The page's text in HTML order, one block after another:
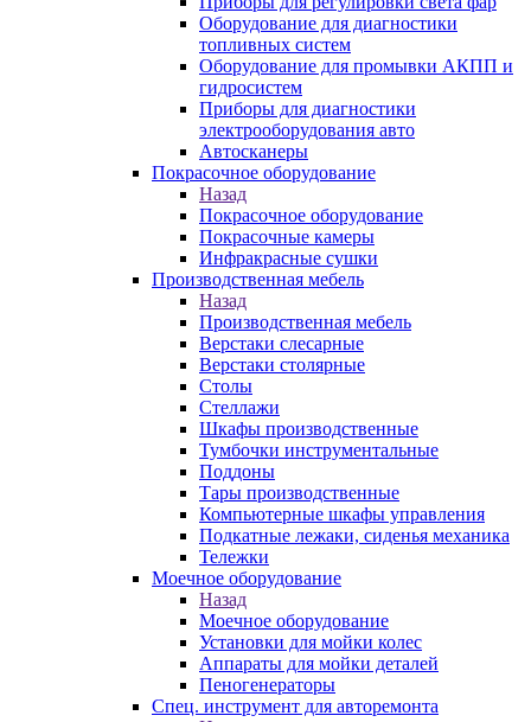
Оборудование для диагностики
топливных систем
Оборудование для промывки АКПП и
гидросистем
Приборы для диагностики
электрооборудования авто
Автосканеры
Покрасочное оборудование
Назад
Покрасочное оборудование
Покрасочные камеры
Инфракрасные сушки
Производственная мебель
Назад
Производственная мебель
Верстаки слесарные
Верстаки столярные
Столы
Стеллажи
Шкафы производственные
Тумбочки инструментальные
Поддоны
Тары производственные
Компьютерные шкафы управления
Подкатные лежаки, сиденья механика
Тележки
Моечное оборудование
Назад
Моечное оборудование
Установки для мойки колес
Аппараты для мойки деталей
Пеногенераторы
Спец. инструмент для авторемонта